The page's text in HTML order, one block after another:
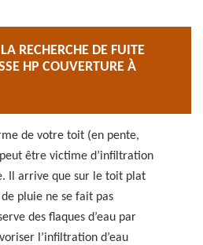
RECHERCHE DE FUITE
HP COUVERTURE À
de votre toit (en pente,
être victime d’infiltration
Il arrive que sur le toit plat
de pluie ne se fait pas
des flaques d’eau par
l’infiltration d’eau